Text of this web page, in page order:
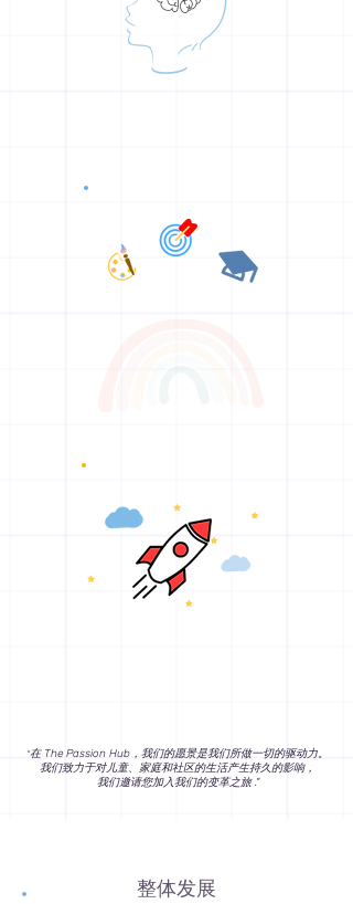
"在 The Passion Hub，我们的愿景是我们所做一切的驱动力。
我们致力于对儿童、家庭和社区的生活产生持久的影响，
我们邀请您加入我们的变革之旅 ."
整体发展